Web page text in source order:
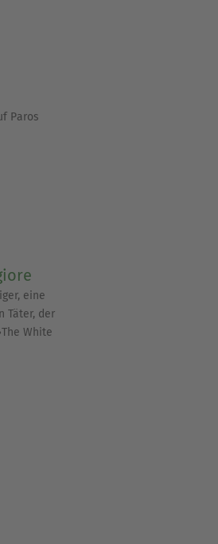
Paros
eine
Täter, der
White